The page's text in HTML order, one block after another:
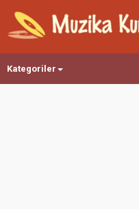
Kategoriler